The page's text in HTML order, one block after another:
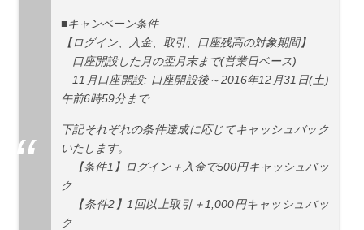
■キャンペーン条件
【ログイン、入金、取引、口座残高の対象期間】
口座開設した月の翌月末まで(営業日ベース)
11月口座開設: 口座開設後～2016年12月31日(土)
午前6時59分まで
下記それぞれの条件達成に応じてキャッシュバック
いたします。
【条件1】ログイン＋入金で500円キャッシュバッ
ク
【条件2】1回以上取引＋1,000円キャッシュバッ
ク